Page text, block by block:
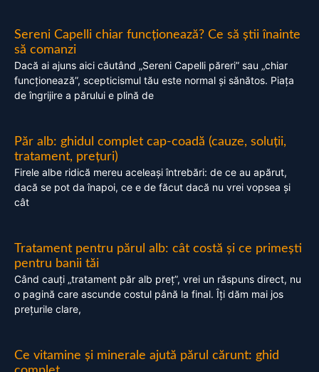
Sereni Capelli chiar funcționează? Ce să știi înainte
să comanzi
Dacă ai ajuns aici căutând „Sereni Capelli păreri” sau „chiar
funcționează”, scepticismul tău este normal și sănătos. Piața
de îngrijire a părului e plină de
Păr alb: ghidul complet cap-coadă (cauze, soluții,
tratament, prețuri)
Firele albe ridică mereu aceleași întrebări: de ce au apărut,
dacă se pot da înapoi, ce e de făcut dacă nu vrei vopsea și
cât
Tratament pentru părul alb: cât costă și ce primești
pentru banii tăi
Când cauți „tratament păr alb preț”, vrei un răspuns direct, nu
o pagină care ascunde costul până la final. Îți dăm mai jos
prețurile clare,
Ce vitamine și minerale ajută părul cărunt: ghid